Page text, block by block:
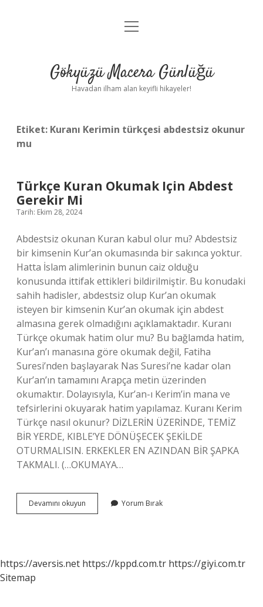
Anasayfa
Yasal Uyarı
menüyü
Gökyüzü Macera Günlüğü
Havadan ilham alan keyifli hikayeler!
Etiket: Kuranı Kerimin türkçesi abdestsiz okunur
mu
Türkçe Kuran Okumak Için Abdest
Gerekir Mi
Tarih: Ekim 28, 2024
Abdestsiz okunan Kuran kabul olur mu? Abdestsiz
bir kimsenin Kur’an okumasında bir sakınca yoktur.
Hatta İslam alimlerinin bunun caiz olduğu
konusunda ittifak ettikleri bildirilmiştir. Bu konudaki
sahih hadisler, abdestsiz olup Kur’an okumak
isteyen bir kimsenin Kur’an okumak için abdest
almasına gerek olmadığını açıklamaktadır. Kuranı
Türkçe okumak hatim olur mu? Bu bağlamda hatim,
Kur’an’ı manasına göre okumak değil, Fatiha
Suresi’nden başlayarak Nas Suresi’ne kadar olan
Kur’an’ın tamamını Arapça metin üzerinden
okumaktır. Dolayısıyla, Kur’an-ı Kerim’in mana ve
tefsirlerini okuyarak hatim yapılamaz. Kuranı Kerim
Türkçe nasıl okunur? DİZLERİN ÜZERİNDE, TEMİZ
BİR YERDE, KIBLE’YE DÖNÜŞECEK ŞEKİLDE
OTURMALISIN. ERKEKLER EN AZINDAN BİR ŞAPKA
TAKMALI. (…OKUMAYA…
Devamını okuyun
Kuran
Mi
Yorum Bırak
https://aversis.net https://kppd.com.tr https://giyi.com.tr
Sitemap